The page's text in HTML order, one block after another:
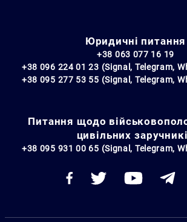
Юридичні питання
+38 063 077 16 19
+38 096 224 01 23 (Signal, Telegram,
+38 095 277 53 55 (Signal, Telegram,
Питання щодо
цивільних
+38 095 931 00 65 (Signal, Telegram,